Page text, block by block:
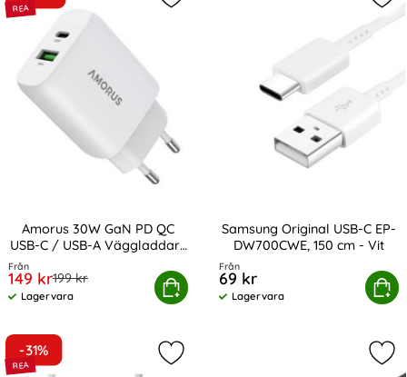
Amorus 30W GaN PD QC
USB-C / USB-A Väggladdare
Art. nr 243638
Från
rea pris
149 krtidigare pris
199 kr
Tillgänglighet:
Lagervara
Köp
30W GaN PD QC USB-C / USB-A Väggladdare Vit
Samsung Original USB-C EP-
DW700CWE, 150 cm - Vit
Art. nr 13852
Från
69 kr
Tillgänglighet:
Lagervara
Köp
Samsung Original USB-C EP-
-31%
Markera samsung Original USB-C